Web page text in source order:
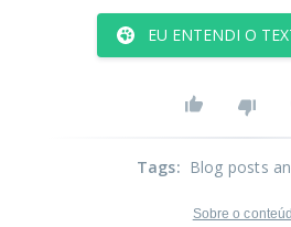
EU ENTENDI O
Tags: Blog posts
Sobre o